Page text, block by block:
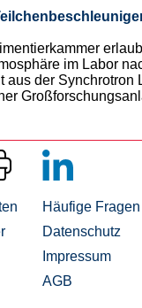
im Labor
aus der Synchrotron
Häufige Fragen
Datenschutz
Impressum
AGB